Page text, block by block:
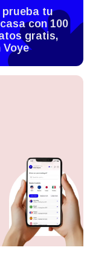
tu
con 100
gratis,
Voye